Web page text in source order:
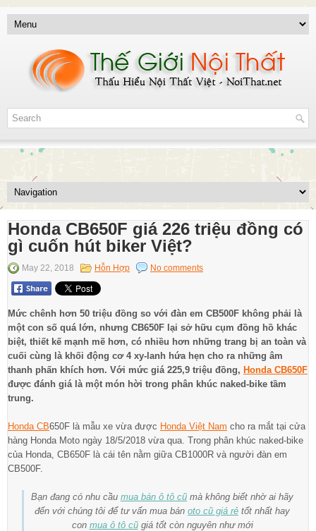
Honda CB650F giá 226 triệu đồng có
gì cuốn hút biker Việt?
May 22, 2018 Hỗn Hợp No comments
Mức chênh hơn 50 triệu đồng so với đàn em CB500F không phải là
một con số quá lớn, nhưng CB650F lại sở hữu cụm đồng hồ khác
biệt, thiết kế mạnh mẽ hơn, có nhiều hơn những trang bị an toàn và
cuối cùng là khối động cơ 4 xy-lanh hứa hẹn cho ra những âm
thanh phấn khích hơn. Với mức giá 225,9 triệu đồng, Honda CB650F
được đánh giá là một món hời trong phân khúc naked-bike tầm
trung.
Honda CB650F là mẫu xe vừa được Honda Việt Nam cho ra mắt tại cửa
hàng Honda Moto ngày 18/5/2018 vừa qua. Trong phân khúc naked-bike
của Honda, CB650F là cái tên nằm giữa CB1000R và người đàn em
CB500F.
Bạn đang có nhu cầu mua bán ô tô cũ mà không biết nhờ ai hãy
đến với chúng tôi để tư vấn mua bán oto cũ giá rẻ tốt nhất hay
con mua ô tô cũgiá tốt còn nguyên như mới